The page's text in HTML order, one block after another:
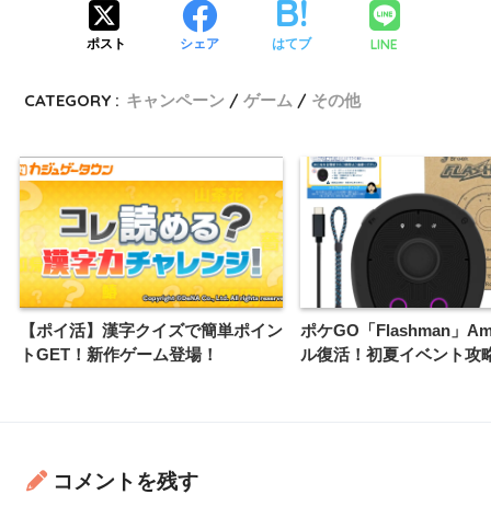
ポスト シェア はてブ LINE
CATEGORY : キャンペーン ゲーム その他
【ポイ活】漢字クイズで簡単ポイン
トGET！新作ゲーム登場！
ポケGO「Flashman」
ル復活！初夏イベント攻
コメントを残す